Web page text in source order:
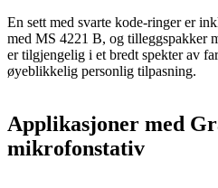
En sett med svarte kode-ringer er
med MS 4221 B, og tilleggspakker
er tilgjengelig i et bredt spekter av
øyeblikkelig personlig tilpasning.
Applikasjoner med
mikrofonstativ